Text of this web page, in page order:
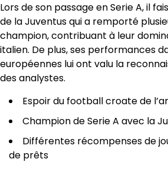
Lors de son passage en Serie A, il
de la Juventus qui a remporté
champion, contribuant à leur
italien. De plus, ses performances
européennes lui ont valu la
des analystes.
Espoir du football croate de
Champion de Serie A avec la
Différentes récompenses de
de prêts